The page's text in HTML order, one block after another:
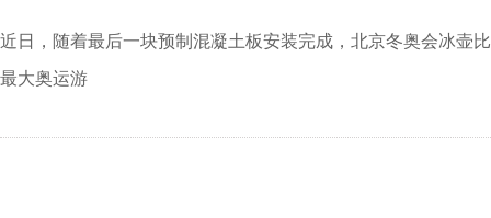
近日，随着最后一块预制混凝土板安装完成，北京冬奥会冰
最大奥运游